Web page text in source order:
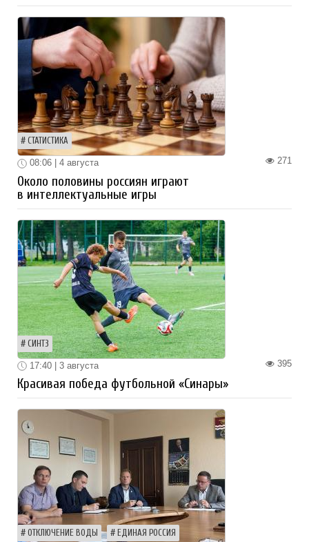
СТАТИСТИКА
271
08:06 | 4 августа
Около половины россиян играют
в интеллектуальные игры
СИНТЗ
395
17:40 | 3 августа
Красивая победа футбольной «Синары»
ОТКЛЮЧЕНИЕ ВОДЫ ЕДИНАЯ РОССИЯ